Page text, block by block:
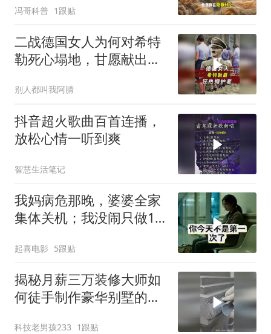
冯哥科普 1跟贴
二战德国女人为何对希特
勒死心塌地，甘愿献出一
别人都叫我阿腈
抖音超火歌曲百首连播，
放松心情一听到爽
智慧生活笔记
我妈病危那晚，婆婆全家
集体关机；我没闹只做1
你是不是疯了？
起喜电影 5跟贴
揭秘月薪三万装修大师如
何徒手制作豪华别墅的罗
科技老男孩233 1跟贴